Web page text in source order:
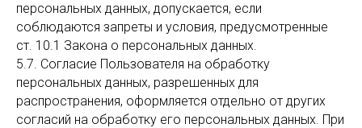
персональных данных, допускается, если
соблюдаются запреты и условия, предусмотренные
ст. 10.1 Закона о персональных данных.
5.7. Согласие Пользователя на обработку
персональных данных, разрешенных для
распространения, оформляется отдельно от других
согласий на обработку его персональных данных. При